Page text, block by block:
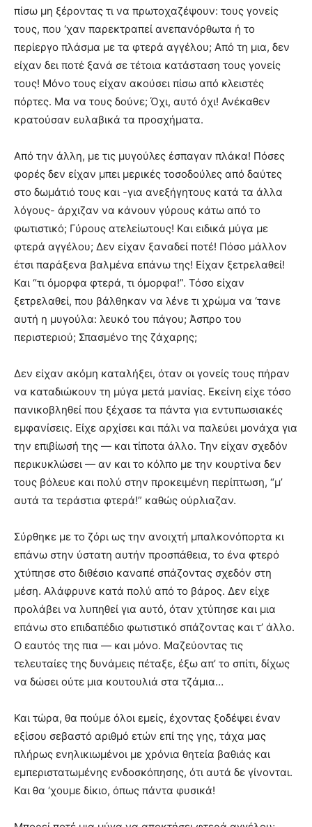
πίσω μη ξέροντας τι να πρωτοχαζέψουν: τους γονείς
τους, που ‘χαν παρεκτραπεί ανεπανόρθωτα ή το
περίεργο πλάσμα με τα φτερά αγγέλου; Από τη μια, δεν
είχαν δει ποτέ ξανά σε τέτοια κατάσταση τους γονείς
τους! Μόνο τους είχαν ακούσει πίσω από κλειστές
πόρτες. Μα να τους δούνε; Όχι, αυτό όχι! Ανέκαθεν
κρατούσαν ευλαβικά τα προσχήματα.
Από την άλλη, με τις μυγούλες έσπαγαν πλάκα! Πόσες
φορές δεν είχαν μπει μερικές τοσοδούλες από δαύτες
στο δωμάτιό τους και -για ανεξήγητους κατά τα άλλα
λόγους- άρχιζαν να κάνουν γύρους κάτω από το
φωτιστικό; Γύρους ατελείωτους! Και ειδικά μύγα με
φτερά αγγέλου; Δεν είχαν ξαναδεί ποτέ! Πόσο μάλλον
έτσι παράξενα βαλμένα επάνω της! Είχαν ξετρελαθεί!
Και “τι όμορφα φτερά, τι όμορφα!”. Τόσο είχαν
ξετρελαθεί, που βάλθηκαν να λένε τι χρώμα να ‘τανε
αυτή η μυγούλα: λευκό του πάγου; Άσπρο του
περιστεριού; Σπασμένο της ζάχαρης;
Δεν είχαν ακόμη καταλήξει, όταν οι γονείς τους πήραν
να καταδιώκουν τη μύγα μετά μανίας. Εκείνη είχε τόσο
πανικοβληθεί που ξέχασε τα πάντα για εντυπωσιακές
εμφανίσεις. Είχε αρχίσει και πάλι να παλεύει μονάχα για
την επιβίωσή της — και τίποτα άλλο. Την είχαν σχεδόν
περικυκλώσει — αν και το κόλπο με την κουρτίνα δεν
τους βόλευε και πολύ στην προκειμένη περίπτωση, “μ’
αυτά τα τεράστια φτερά!” καθώς ούρλιαζαν.
Σύρθηκε με το ζόρι ως την ανοιχτή μπαλκονόπορτα κι
επάνω στην ύστατη αυτήν προσπάθεια, το ένα φτερό
χτύπησε στο διθέσιο καναπέ σπάζοντας σχεδόν στη
μέση. Αλάφρυνε κατά πολύ από το βάρος. Δεν είχε
προλάβει να λυπηθεί για αυτό, όταν χτύπησε και μια
επάνω στο επιδαπέδιο φωτιστικό σπάζοντας και τ’ άλλο.
Ο εαυτός της πια — και μόνο. Μαζεύοντας τις
τελευταίες της δυνάμεις πέταξε, έξω απ’ το σπίτι, δίχως
να δώσει ούτε μια κουτουλιά στα τζάμια…
Και τώρα, θα πούμε όλοι εμείς, έχοντας ξοδέψει έναν
εξίσου σεβαστό αριθμό ετών επί της γης, τάχα μας
πλήρως ενηλικιωμένοι με χρόνια θητεία βαθιάς και
εμπεριστατωμένης ενδοσκόπησης, ότι αυτά δε γίνονται.
Και θα ‘χουμε δίκιο, όπως πάντα φυσικά!